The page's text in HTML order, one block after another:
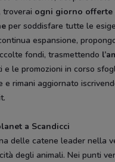
troverai ogni giorno
per soddisfare tutte le
espansione,
fondi, trasmettendo
e le promozioni in corso
e rimani aggiornato
a Scandicci
delle catene leader nella
degli animali. Nei punti